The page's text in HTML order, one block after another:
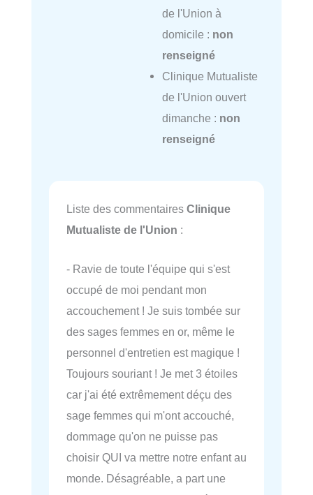
de l'Union à
domicile : non
renseigné
Clinique Mutualiste
de l'Union ouvert
dimanche : non
renseigné
Liste des commentaires Clinique
Mutualiste de l'Union :
- Ravie de toute l'équipe qui s'est
occupé de moi pendant mon
accouchement ! Je suis tombée sur
des sages femmes en or, même le
personnel d'entretien est magique !
Toujours souriant ! Je met 3 étoiles
car j'ai été extrêmement déçu des
sage femmes qui m'ont accouché,
dommage qu'on ne puisse pas
choisir QUI va mettre notre enfant au
monde. Désagréable, a part une